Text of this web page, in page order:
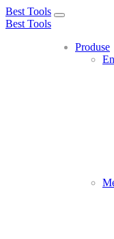
Best Tools
Toggle
Best Tools
Produse